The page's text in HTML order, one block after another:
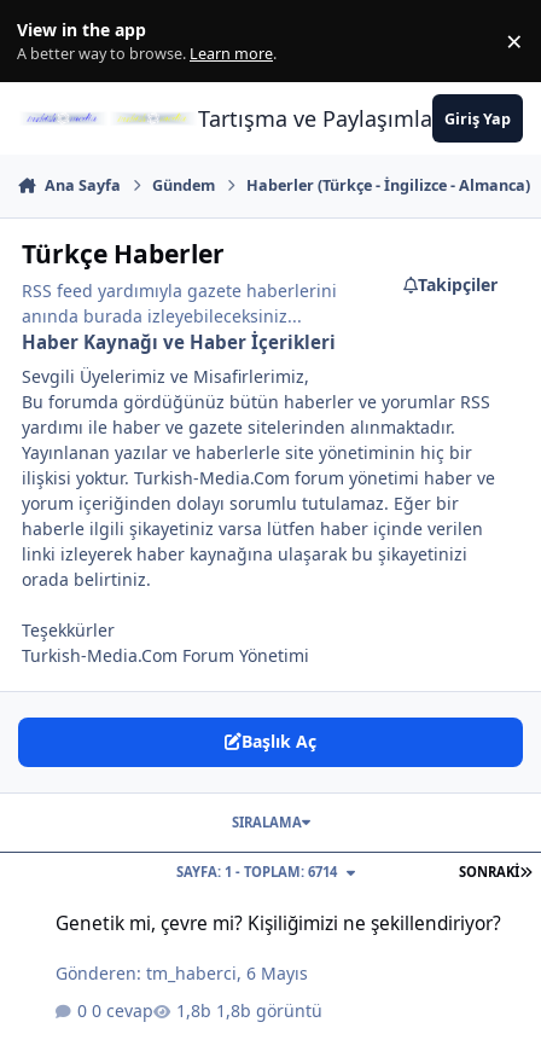
View in the app
A better way to browse. Learn more. ×
Tartışma ve PaylaşımlarınGiriş Yap
Ana Sayfa Gündem Haberler (Türkçe - İngilizce - Almanca)
Türkçe Haberler
RSS feed yardımıyla gazete haberlerini
anında burada izleyebileceksiniz...
Takipçiler
Haber Kaynağı ve Haber İçerikleri
Sevgili Üyelerimiz ve Misafirlerimiz,
Bu forumda gördüğünüz bütün haberler ve yorumlar RSS
yardımı ile haber ve gazete sitelerinden alınmaktadır.
Yayınlanan yazılar ve haberlerle site yönetiminin hiç bir
ilişkisi yoktur. Turkish-Media.Com forum yönetimi haber ve
yorum içeriğinden dolayı sorumlu tutulamaz. Eğer bir
haberle ilgili şikayetiniz varsa lütfen haber içinde verilen
linki izleyerek haber kaynağına ulaşarak bu şikayetinizi
orada belirtiniz.
Teşekkürler
Turkish-Media.Com Forum Yönetimi
Başlık Aç
SONRAKI
SAYFA: 1 - TOPLAM: 6714
SIRALAMA
Genetik mi, çevre mi? Kişiliğimizi ne şekillendiriyor?
Gönderen:tm_haberci,6 Mayıs
0 cevap
1,8b görüntü